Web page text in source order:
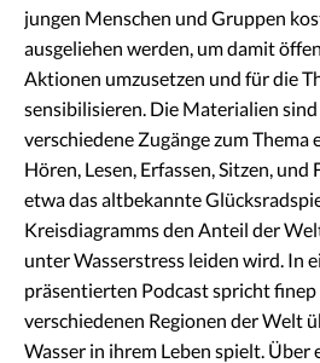
jungen Menschen und Gruppen
ausgeliehen werden, um damit
Aktionen umzusetzen und für die
sensibilisieren. Die Materialien sind
verschiedene Zugänge zum Thema
Hören, Lesen, Erfassen, Sitzen,
etwa das altbekannte
Kreisdiagramms den Anteil der
unter Wasserstress leiden wird. In
präsentierten Podcast spricht
verschiedenen Regionen der Welt
Wasser in ihrem Leben spielt. Über